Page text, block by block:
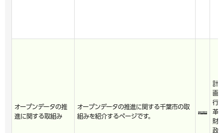
オープンデータの推
進に関する取組み
オープンデータの推進に関する千葉市の取
組みを紹介するページです。
計
画
行
革
財
政